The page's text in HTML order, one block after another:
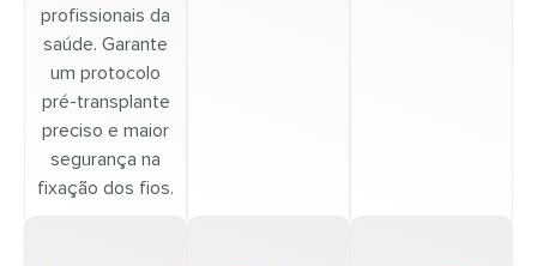
profissionais da
saúde. Garante
um protocolo
pré-transplante
preciso e maior
segurança na
fixação dos fios.